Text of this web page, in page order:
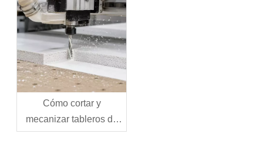
Cómo cortar y
mecanizar tableros de
espuma de PVC: